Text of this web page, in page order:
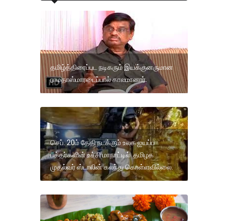
தமிழ்த்திரைப்பட நடிகரும் இயக்குனருமான
ராமதாஸ்மாரடைப்பால் காலமானார்.
செப். 20ம் தேதி நடக்கும் உலக ஐயப்ப
பக்தர்களின் உச்சி மாநாட்டில் தமிழக
முதல்வர் ஸ்டாலின் கலந்து கொள்ளவில்லை.